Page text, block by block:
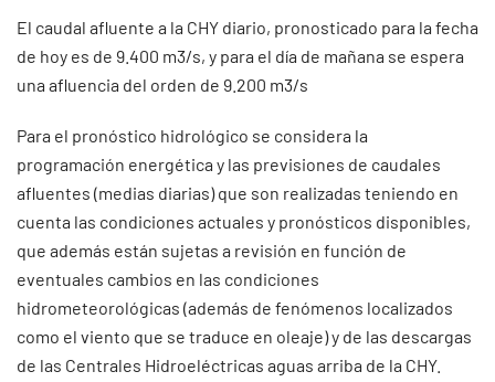
El caudal afluente a la CHY diario, pronosticado para la fecha
de hoy es de 9.400 m3/s, y para el día de mañana se espera
una afluencia del orden de 9.200 m3/s
Para el pronóstico hidrológico se considera la
programación energética y las previsiones de caudales
afluentes (medias diarias) que son realizadas teniendo en
cuenta las condiciones actuales y pronósticos disponibles,
que además están sujetas a revisión en función de
eventuales cambios en las condiciones
hidrometeorológicas (además de fenómenos localizados
como el viento que se traduce en oleaje) y de las descargas
de las Centrales Hidroeléctricas aguas arriba de la CHY.